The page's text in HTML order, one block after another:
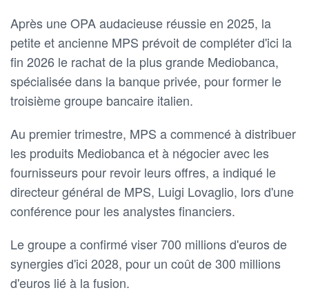
Après une OPA audacieuse réussie en 2025, la
petite et ancienne MPS prévoit de compléter d'ici la
fin 2026 le rachat de la plus grande Mediobanca,
spécialisée dans la banque privée, pour former le
troisième groupe bancaire italien.
Au premier trimestre, MPS a commencé à distribuer
les produits Mediobanca et à négocier avec les
fournisseurs pour revoir leurs offres, a indiqué le
directeur général de MPS, Luigi Lovaglio, lors d'une
conférence pour les analystes financiers.
Le groupe a confirmé viser 700 millions d'euros de
synergies d'ici 2028, pour un coût de 300 millions
d'euros lié à la fusion.